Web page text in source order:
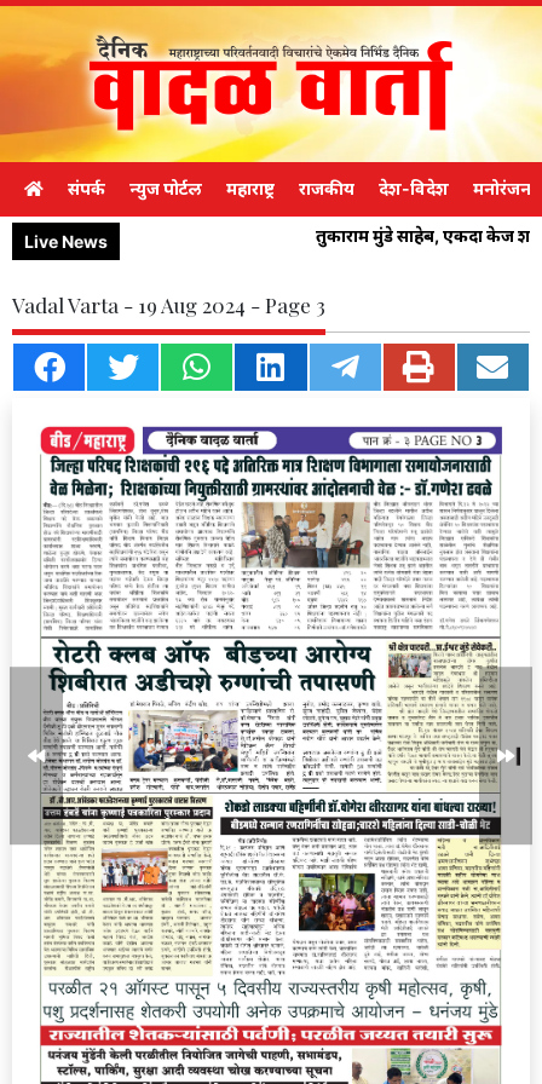
संपर्क न्युज पोर्टल महाराष्ट्र राजकीय देश-विदेश मनोरंजन
Live News तुकाराम मुंडे साहेब, एकदा केज
Vadal Varta - 19 Aug 2024 - Page 3